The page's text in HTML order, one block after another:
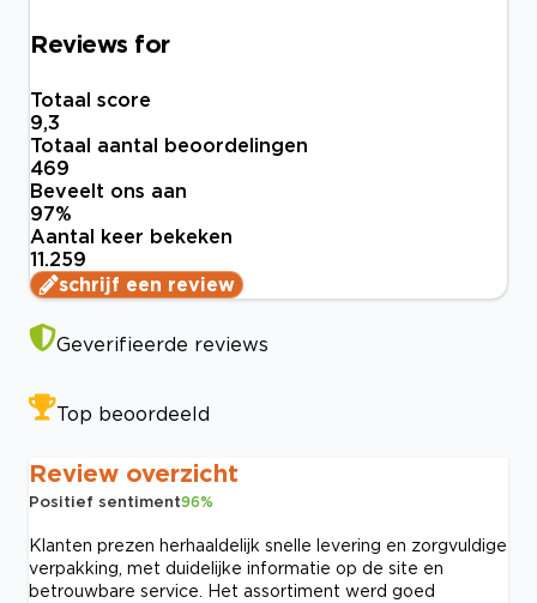
Reviews for
Totaal score
9,3
Totaal aantal beoordelingen
469
Beveelt ons aan
97%
Aantal keer bekeken
11.259
schrijf een review
Geverifieerde reviews
Top beoordeeld
Review overzicht
Positief sentiment96%
Klanten prezen herhaaldelijk snelle levering en zorgvuldige
verpakking, met duidelijke informatie op de site en
betrouwbare service. Het assortiment werd goed